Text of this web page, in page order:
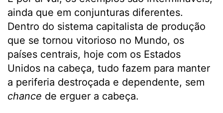
ainda que em conjunturas diferentes.
Dentro do sistema capitalista de produção
que se tornou vitorioso no Mundo, os
países centrais, hoje com os Estados
Unidos na cabeça, tudo fazem para manter
a periferia destroçada e dependente, sem
chance de erguer a cabeça.